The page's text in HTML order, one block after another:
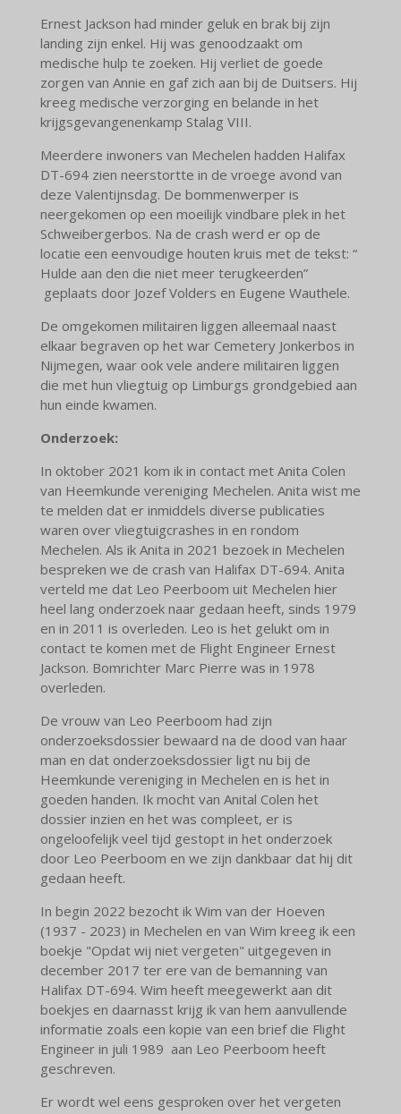
Ernest Jackson had minder geluk en brak bij zijn
landing zijn enkel. Hij was genoodzaakt om
medische hulp te zoeken. Hij verliet de goede
zorgen van Annie en gaf zich aan bij de Duitsers. Hij
kreeg medische verzorging en belande in het
krijgsgevangenenkamp Stalag VIII.
Meerdere inwoners van Mechelen hadden Halifax
DT-694 zien neerstortte in de vroege avond van
deze Valentijnsdag. De bommenwerper is
neergekomen op een moeilijk vindbare plek in het
Schweibergerbos. Na de crash werd er op de
locatie een eenvoudige houten kruis met de tekst: “
Hulde aan den die niet meer terugkeerden”
geplaats door Jozef Volders en Eugene Wauthele.
De omgekomen militairen liggen alleemaal naast
elkaar begraven op het war Cemetery Jonkerbos in
Nijmegen, waar ook vele andere militairen liggen
die met hun vliegtuig op Limburgs grondgebied aan
hun einde kwamen.
Onderzoek:
In oktober 2021 kom ik in contact met Anita Colen
van Heemkunde vereniging Mechelen. Anita wist me
te melden dat er inmiddels diverse publicaties
waren over vliegtuigcrashes in en rondom
Mechelen. Als ik Anita in 2021 bezoek in Mechelen
bespreken we de crash van Halifax DT-694. Anita
verteld me dat Leo Peerboom uit Mechelen hier
heel lang onderzoek naar gedaan heeft, sinds 1979
en in 2011 is overleden. Leo is het gelukt om in
contact te komen met de Flight Engineer Ernest
Jackson. Bomrichter Marc Pierre was in 1978
overleden.
De vrouw van Leo Peerboom had zijn
onderzoeksdossier bewaard na de dood van haar
man en dat onderzoeksdossier ligt nu bij de
Heemkunde vereniging in Mechelen en is het in
goeden handen. Ik mocht van Anital Colen het
dossier inzien en het was compleet, er is
ongeloofelijk veel tijd gestopt in het onderzoek
door Leo Peerboom en we zijn dankbaar dat hij dit
gedaan heeft.
In begin 2022 bezocht ik Wim van der Hoeven
(1937 - 2023) in Mechelen en van Wim kreeg ik een
boekje "Opdat wij niet vergeten" uitgegeven in
december 2017 ter ere van de bemanning van
Halifax DT-694. Wim heeft meegewerkt aan dit
boekjes en daarnasst krijg ik van hem aanvullende
informatie zoals een kopie van een brief die Flight
Engineer in juli 1989 aan Leo Peerboom heeft
geschreven.
Er wordt wel eens gesproken over het vergeten